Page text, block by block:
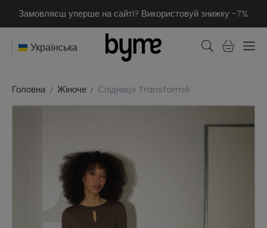
Замовляєш уперше на сайті? Використовуй знижку -7%
Українська
Головна Жіноче Спідниця Transformé